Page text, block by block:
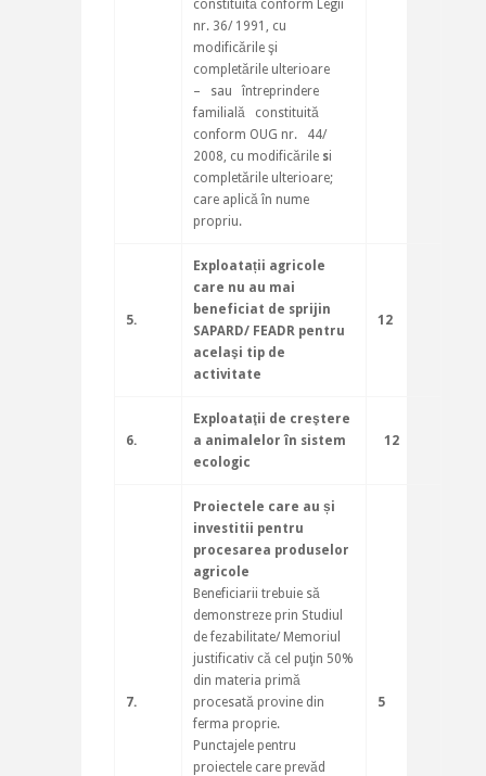
constituită conform Legii
nr. 36/ 1991, cu
modificările şi
completările ulterioare
– sau întreprindere
familială constituită
conform OUG nr. 44/
2008, cu modificările si
completările ulterioare;
care aplică în nume
propriu.
5.
Exploatații agricole
care nu au mai
beneficiat de sprijin
SAPARD/ FEADR pentru
acelaşi tip de
activitate
12
6.
Exploataţii de creştere
a animalelor în sistem
ecologic
12
7.
Proiectele care au și
investitii pentru
procesarea produselor
agricole
Beneficiarii trebuie să
demonstreze prin Studiul
de fezabilitate/ Memoriul
justificativ că cel puţin 50%
din materia primă
procesată provine din
ferma proprie.
Punctajele pentru
proiectele care prevăd
5